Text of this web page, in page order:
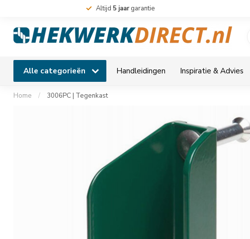
Altijd 5 jaargarantie
Alle categorieën Handleidingen Inspiratie & Advies
Home / 3006PC | Tegenkast